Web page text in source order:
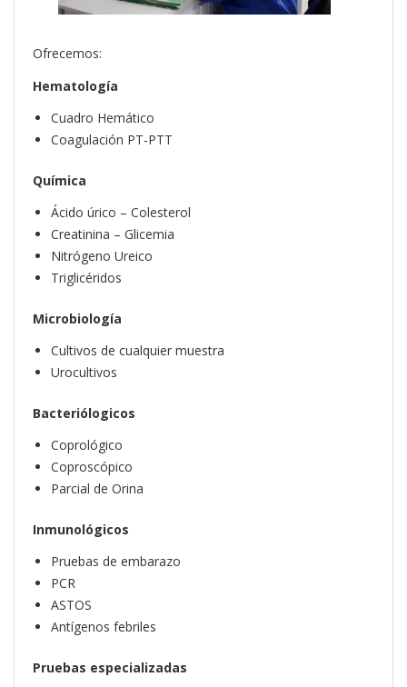
Ofrecemos:
Hematología
Cuadro Hemático
Coagulación PT-PTT
Química
Ácido úrico – Colesterol
Creatinina – Glicemia
Nitrógeno Ureico
Triglicéridos
Microbiología
Cultivos de cualquier muestra
Urocultivos
Bacteriólogicos
Coprológico
Coproscópico
Parcial de Orina
Inmunológicos
Pruebas de embarazo
PCR
ASTOS
Antígenos febriles
Pruebas especializadas